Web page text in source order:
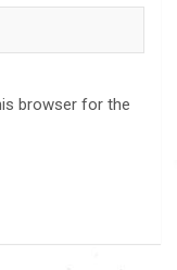
browser for the